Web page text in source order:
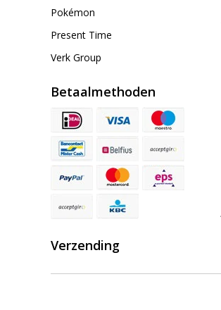
Pokémon
Present Time
Verk Group
Betaalmethoden
Verzending